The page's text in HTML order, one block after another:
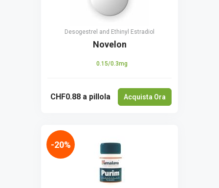
Desogestrel and Ethinyl Estradiol
Novelon
0.15/0.3mg
CHF0.88 a pillola Acquista Ora
-20%